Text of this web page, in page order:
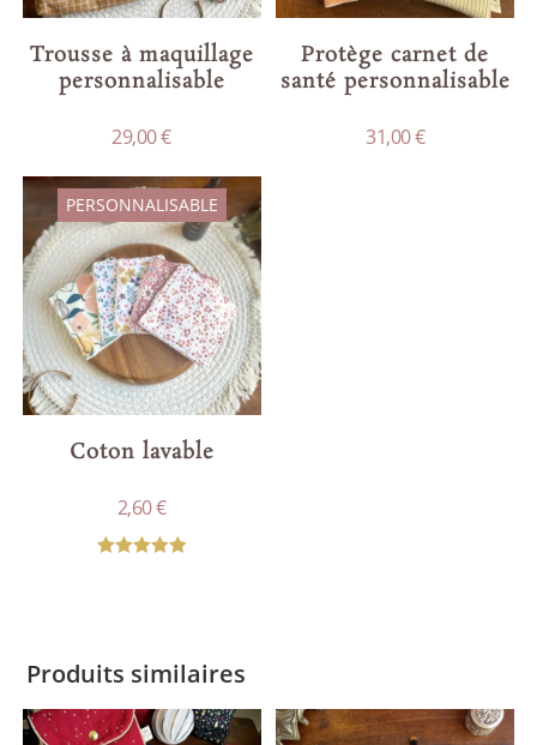
Trousse à maquillage
personnalisable
29,00€
Protège carnet de
santé personnalisable
31,00€
PERSONNALISABLE
Coton lavable
2,60€
Produits similaires